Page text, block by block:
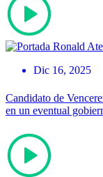
Dic 16, 2025
Candidato de
en un eventual